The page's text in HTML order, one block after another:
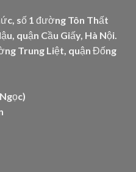
số 1 đường Tôn Thất
quận Cầu Giấy, Hà Nội.
Trung Liệt, quận Đống